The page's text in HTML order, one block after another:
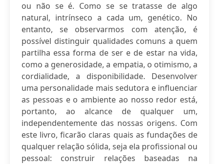
ou não se é. Como se se tratasse de algo
natural, intrínseco a cada um, genético. No
entanto, se observarmos com atenção, é
possível distinguir qualidades comuns a quem
partilha essa forma de ser e de estar na vida,
como a generosidade, a empatia, o otimismo, a
cordialidade, a disponibilidade. Desenvolver
uma personalidade mais sedutora e influenciar
as pessoas e o ambiente ao nosso redor está,
portanto, ao alcance de qualquer um,
independentemente das nossas origens. Com
este livro, ficarão claras quais as fundações de
qualquer relação sólida, seja ela profissional ou
pessoal: construir relações baseadas na